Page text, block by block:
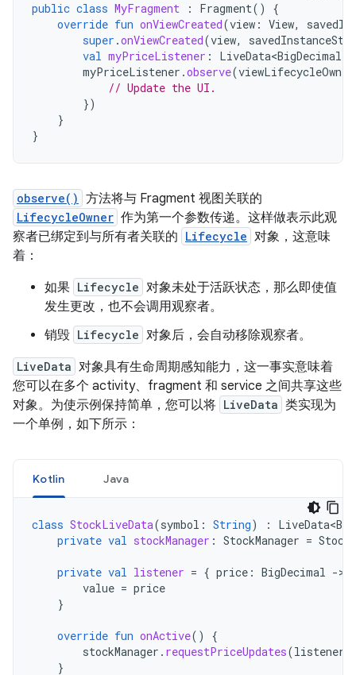
public class MyFragment : Fragment()
{
override fun onViewCreated(view : View,
super .onViewCreated(view,
val myPriceListener : LiveData<BigDecimal>
myPriceListener .observe(viewLifecycleOwner
// Update the UI.
})
}
}
observe() 方法将与 Fragment 视图关联的
LifecycleOwner 作为第一个参数传递。这样做表示此观
察者已绑定到与所有者关联的 Lifecycle 对象，这意味
着：
如果 Lifecycle 对象未处于活跃状态，那么即使值
发生更改，也不会调用观察者。
销毁 Lifecycle 对象后，会自动移除观察者。
LiveData 对象具有生命周期感知能力，这一事实意味着
您可以在多个 activity、fragment 和 service 之间共享这些
对象。为使示例保持简单，您可以将 LiveData 类实现为
一个单例，如下所示：
Kotlin Java
class StockLiveData(symbol : String) :
private val stockManager : StockManager =
private val listener = { price : BigDecimal -
value = price
}
override fun onActive()
{
stockManager . requestPriceUpdates(listener
}